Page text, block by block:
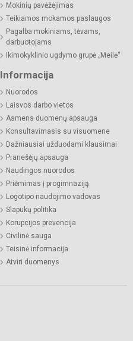
Mokinių pavėžėjimas
Teikiamos mokamos paslaugos
Pagalba mokiniams, tėvams,
darbuotojams
Ikimokyklinio ugdymo grupė „Meilė“
Informacija
Nuorodos
Laisvos darbo vietos
Asmens duomenų apsauga
Konsultavimasis su visuomene
Dažniausiai užduodami klausimai
Pranešėjų apsauga
Naudingos nuorodos
Priėmimas į progimnaziją
Logotipo naudojimo vadovas
Slapukų politika
Korupcijos prevencija
Civilinė sauga
Teisinė informacija
Atviri duomenys